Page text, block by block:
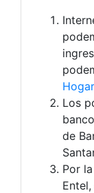
Los
de
Por